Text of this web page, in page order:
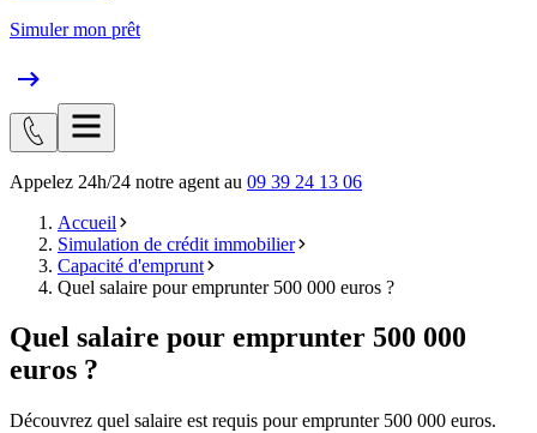
Simuler mon prêt
Appelez 24h/24 notre agent au 09 39 24 13 06
Accueil
Simulation de crédit immobilier
Capacité d'emprunt
Quel salaire pour emprunter 500 000 euros ?
Quel salaire pour emprunter 500 000
euros ?
Découvrez quel salaire est requis pour emprunter 500 000 euros.